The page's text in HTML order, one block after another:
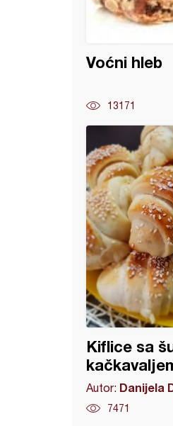
Voćni hleb
13171
Kiflice sa
Autor: Danijela
7471